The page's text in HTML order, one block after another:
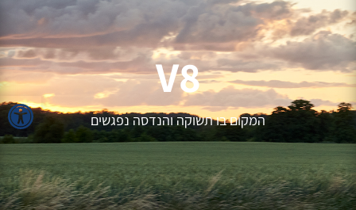
V8
המקום בו תשוקה והנדסה נפגשים